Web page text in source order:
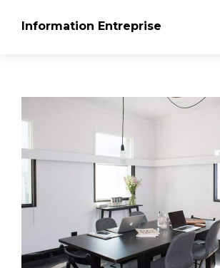
Information Entreprise